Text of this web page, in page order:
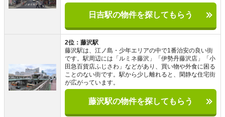
日吉駅の物件を探してもらう
2位：藤沢駅
藤沢駅は、江ノ島・少年エリアの中で1番治安の良い街
です。駅周辺には「ルミネ藤沢」「伊勢丹藤沢店」「小
田急百貨店ふじさわ」などがあり、買い物や外食に困る
ことのない街です。駅から少し離れると、閑静な住宅街
が広がっています。
藤沢駅の物件を探してもらう